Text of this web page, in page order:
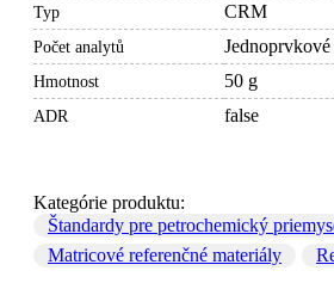
Typ CRM
Počet analytů Jednoprvkové
Hmotnost 50 g
ADR false
Kategórie produktu:
Štandardy pre petrochemický
Matricové referenčné materiály